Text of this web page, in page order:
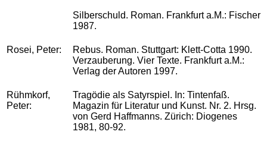
Silberschuld. Roman. Frankfurt a.M.: Fischer
1987.
Rosei, Peter:
Rebus. Roman. Stuttgart: Klett-Cotta 1990.
Verzauberung. Vier Texte. Frankfurt a.M.:
Verlag der Autoren 1997.
Rühmkorf,
Peter:
Tragödie als Satyrspiel. In: Tintenfaß.
Magazin für Literatur und Kunst. Nr. 2. Hrsg.
von Gerd Haffmanns. Zürich: Diogenes
1981, 80-92.